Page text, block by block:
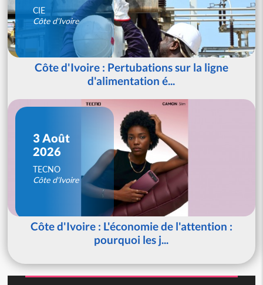
CIE
Côte d'Ivoire
Côte d'Ivoire : Pertubations sur la ligne
d'alimentation é...
3 Août
2026
TECNO
Côte d'Ivoire
Côte d'Ivoire : L'économie de l'attention :
pourquoi les j...